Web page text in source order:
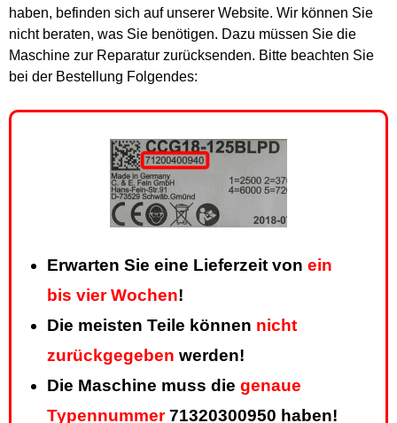
haben, befinden sich auf unserer Website. Wir können Sie
nicht beraten, was Sie benötigen. Dazu müssen Sie die
Maschine zur Reparatur zurücksenden. Bitte beachten Sie
bei der Bestellung Folgendes:
Erwarten Sie eine Lieferzeit von ein
bis vier Wochen!
Die meisten Teile können nicht
zurückgegeben werden!
Die Maschine muss die genaue
Typennummer71320300950 haben!